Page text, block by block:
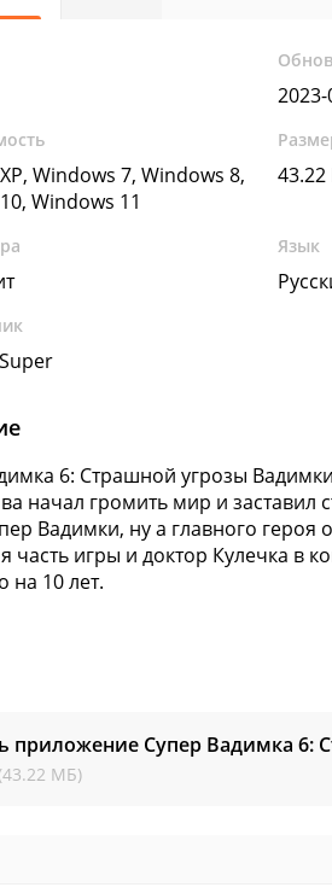
Windows 7, Windows 8,
Windows 11
Язык
6: Страшной угрозы
начал громить мир и заставил
Вадимки, ну а главного героя
часть игры и доктор Кулечка в
на 10 лет.
приложение Супер Вадимка 6:
МБ)